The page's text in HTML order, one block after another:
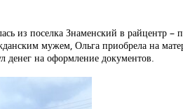
из поселка Знаменский в райцентр –
мужем, Ольга приобрела на
денег на оформление документов.